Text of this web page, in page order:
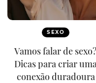
SEXO
Vamos falar de sexo?
Dicas para criar uma
conexão duradoura